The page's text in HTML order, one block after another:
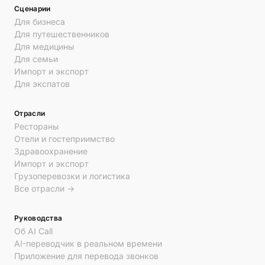
Сценарии
Для бизнеса
Для путешественников
Для медицины
Для семьи
Импорт и экспорт
Для экспатов
Отрасли
Рестораны
Отели и гостеприимство
Здравоохранение
Импорт и экспорт
Грузоперевозки и логистика
Все отрасли →
Руководства
Об AI Call
AI-переводчик в реальном времени
Приложение для перевода звонков